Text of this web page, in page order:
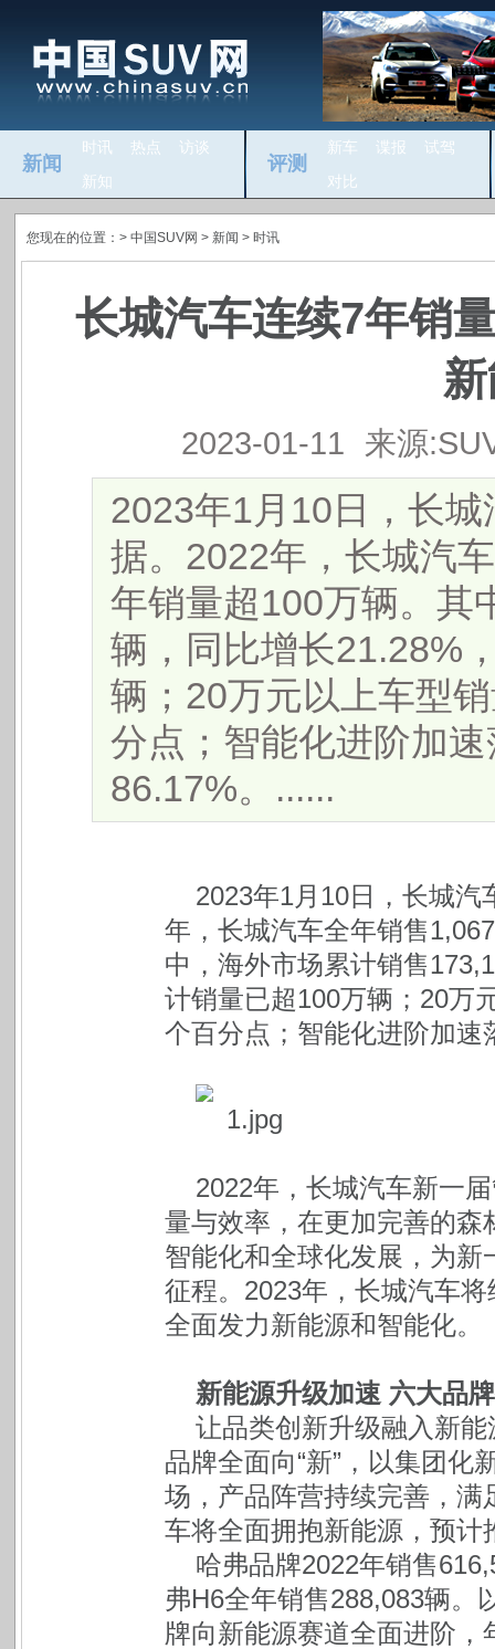
新闻
时讯 热点
访谈
新知
评测
新车 谍报
试驾
对比
您现在的位置：> 中国SUV网 > 新闻 > 时讯
长城汽车连续7年销
2023-01-11 来源
2023年1月10日，长
据。2022年，长城汽
年销量超100万辆。其
辆，同比增长21.28%
辆；20万元以上车型
分点；智能化进阶加
86.17%。......
2023年1月10日，长城汽
年，长城汽车全年销售
中，海外市场累计销售
计销量已超100万辆；20万
个百分点；智能化进阶加
2022年，长城汽车新一
量与效率，在更加完善的
智能化和全球化发展，为
征程。2023年，长城汽车
全面发力新能源和智能化。
新能源升级加速 六大品
让品类创新升级融入新
品牌全面向“新”，以集团化
场，产品阵营持续完善，
车将全面拥抱新能源，预
哈弗品牌2022年销售
弗H6全年销售288,083辆。
牌向新能源赛道全面进阶